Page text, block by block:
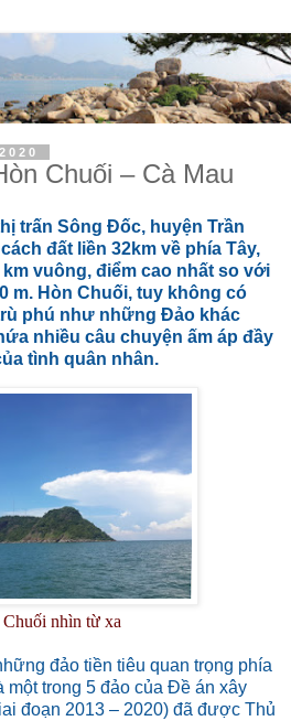
Chuối – Cà Mau
trấn Sông Đốc, huyện Trần
đất liền 32km về phía Tây,
vuông, điểm cao nhất so với
m. Hòn Chuối, tuy không có
phú như những Đảo khác
nhiều câu chuyện ấm áp đầy
tình quân nhân.
nhìn từ xa
đảo tiền tiêu quan trọng phía
một trong 5 đảo của Đề án xây
đoạn 2013 – 2020) đã được Thủ